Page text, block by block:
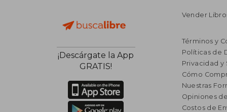
¡Descárgate la App
GRATIS!
Vender
Términos y
Políticas de
Privacidad y
Cómo
Nuestras
Opiniones
Costos de